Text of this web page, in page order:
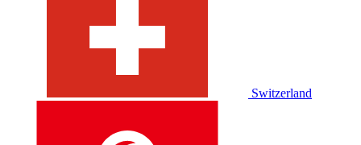
Switzerland